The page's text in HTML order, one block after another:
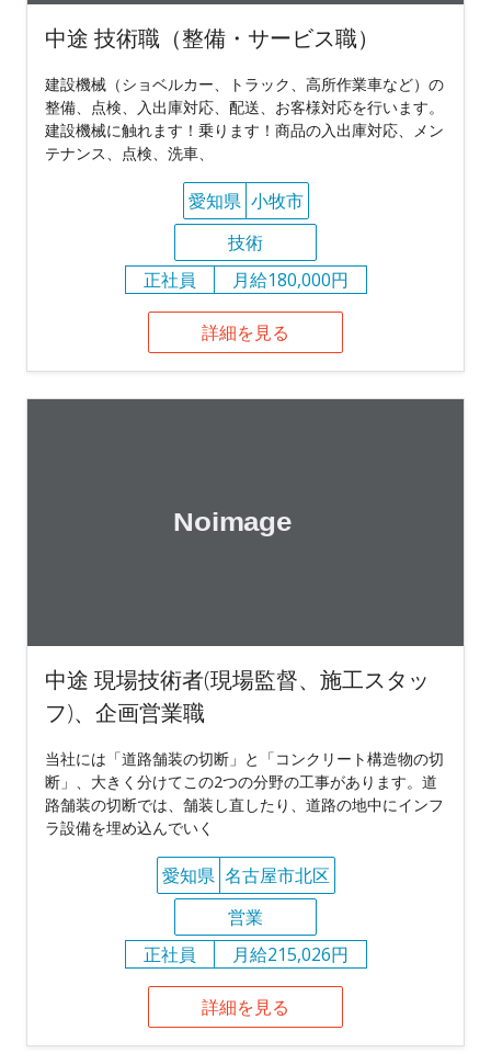
中途 技術職（整備・サービス職）
建設機械（ショベルカー、トラック、高所作業車など）の
整備、点検、入出庫対応、配送、お客様対応を行います。
建設機械に触れます！乗ります！商品の入出庫対応、メン
テナンス、点検、洗車、
愛知県 小牧市
技術
正社員
月給180,000円
詳細を見る
中途 現場技術者(現場監督、施工スタッ
フ)、企画営業職
当社には「道路舗装の切断」と「コンクリート構造物の切
断」、大きく分けてこの2つの分野の工事があります。道
路舗装の切断では、舗装し直したり、道路の地中にインフ
ラ設備を埋め込んでいく
愛知県 名古屋市北区
営業
正社員
月給215,026円
詳細を見る